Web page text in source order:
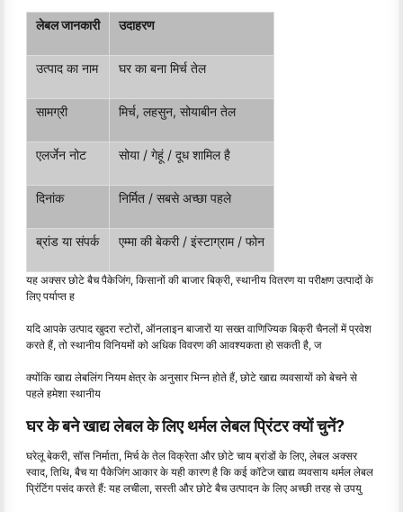
लेबल जानकारी उदाहरण
उत्पाद का नाम घर का बना मिर्च तेल
सामग्री मिर्च, लहसुन, सोयाबीन तेल
एलर्जेन नोट सोया / गेहूं / दूध शामिल है
दिनांक निर्मित / सबसे अच्छा पहले
ब्रांड या संपर्क एम्मा की बेकरी / इंस्टाग्राम / फोन
यह अक्सर छोटे बैच पैकेजिंग, किसानों की बाजार बिक्री, स्थानीय वितरण या परीक्षण उत्पादों के
लिए पर्याप्त ह
यदि आपके उत्पाद खुदरा स्टोरों, ऑनलाइन बाजारों या सख्त वाणिज्यिक बिक्री चैनलों में प्रवेश
करते हैं, तो स्थानीय विनियमों को अधिक विवरण की आवश्यकता हो सकती है, ज
क्योंकि खाद्य लेबलिंग नियम क्षेत्र के अनुसार भिन्न होते हैं, छोटे खाद्य व्यवसायों को बेचने से
पहले हमेशा स्थानीय
घर के बने खाद्य लेबल के लिए थर्मल लेबल प्रिंटर क्यों चुनें?
घरेलू बेकरी, सॉस निर्माता, मिर्च के तेल विक्रेता और छोटे चाय ब्रांडों के लिए, लेबल अक्सर
स्वाद, तिथि, बैच या पैकेजिंग आकार के यही कारण है कि कई कॉटेज खाद्य व्यवसाय थर्मल लेबल
प्रिंटिंग पसंद करते हैं: यह लचीला, सस्ती और छोटे बैच उत्पादन के लिए अच्छी तरह से उपयु